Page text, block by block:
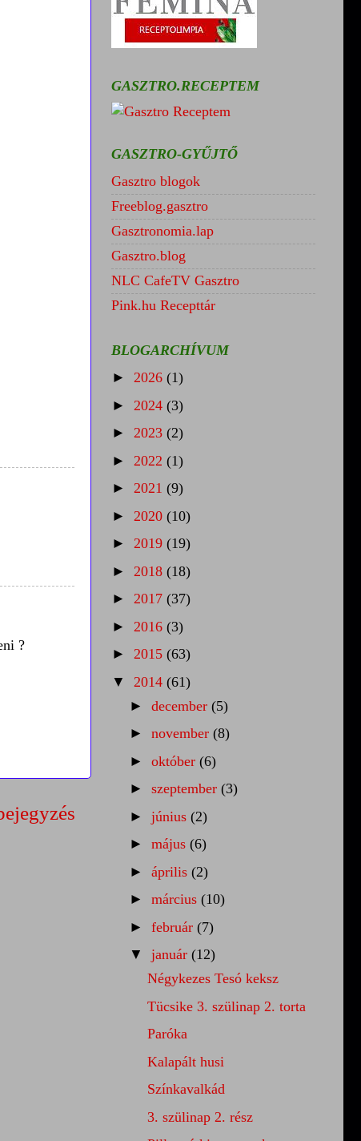
?
GASZTRO.RECEPTEM
GASZTRO-GYŰJTŐ
Gasztro blogok
Freeblog.gasztro
Gasztronomia.lap
Gasztro.blog
NLC CafeTV Gasztro
Pink.hu Recepttár
BLOGARCHÍVUM
► 2026 (1)
► 2024 (3)
► 2023 (2)
► 2022 (1)
► 2021 (9)
► 2020 (10)
► 2019 (19)
► 2018 (18)
► 2017 (37)
► 2016 (3)
► 2015 (63)
▼ 2014 (61)
► december (5)
► november (8)
► október (6)
► szeptember (3)
► június (2)
► május (6)
► április (2)
► március (10)
► február (7)
▼ január (12)
Négykezes Tesó keksz
Tücsike 3. szülinap 2. torta
Paróka
Kalapált husi
Színkavalkád
3. szülinap 2. rész